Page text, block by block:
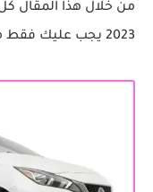
2023 يجب عليك فقط متابعة المقال إلى النهاية.